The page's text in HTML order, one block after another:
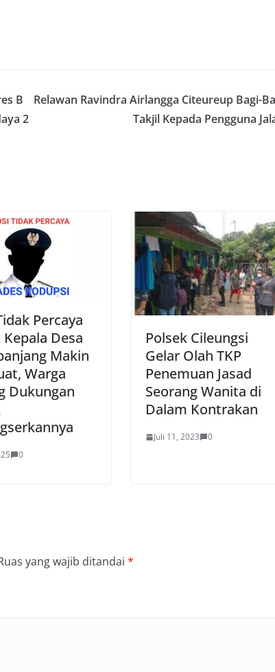
B
2
Relawan Ravindra Airlangga Citeureup Bagi-
Takjil Kepada Pengguna
Percaya
Desa
Makin
Warga
Dukungan
0
Polsek Cileungsi
Gelar Olah TKP
Penemuan Jasad
Seorang Wanita di
Dalam Kontrakan
Juli 11, 2023 0
yang wajib ditandai *